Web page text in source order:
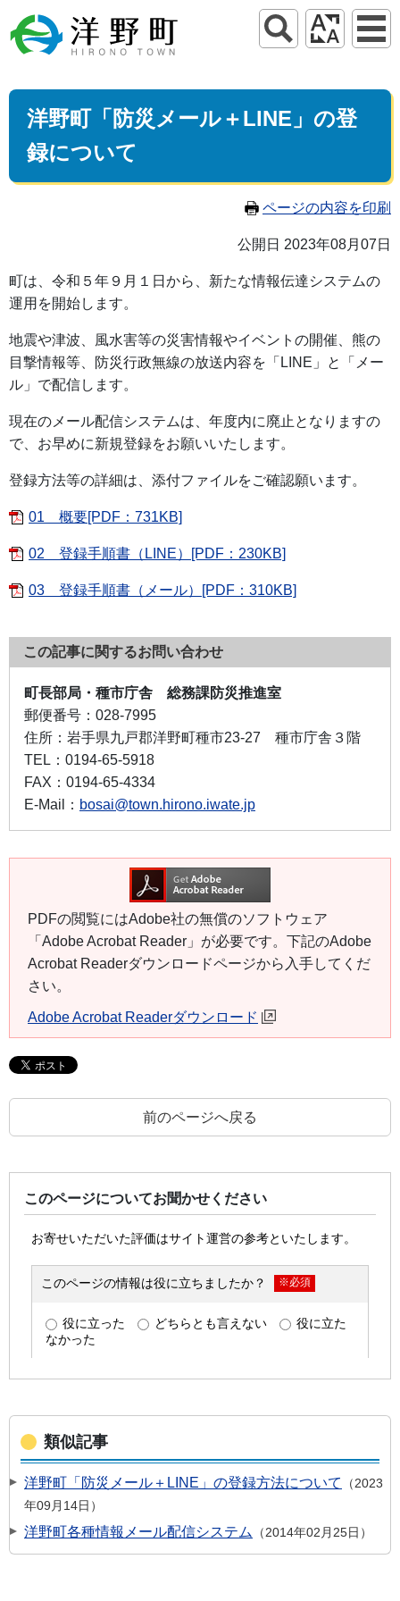
洋野町「防災メール＋LINE」の登
録について
ページの内容を印刷
公開日 2023年08月07日
町は、令和５年９月１日から、新たな情報伝達システムの
運用を開始します。
地震や津波、風水害等の災害情報やイベントの開催、熊の
目撃情報等、防災行政無線の放送内容を「LINE」と「メー
ル」で配信します。
現在のメール配信システムは、年度内に廃止となりますの
で、お早めに新規登録をお願いいたします。
登録方法等の詳細は、添付ファイルをご確認願います。
01 概要[PDF：731KB]
02 登録手順書（LINE）[PDF：230KB]
03 登録手順書（メール）[PDF：310KB]
この記事に関するお問い合わせ
町長部局・種市庁舎 総務課防災推進室
郵便番号： 028-7995
住所： 岩手県九戸郡洋野町種市23-27 種市庁舎３階
TEL： 0194-65-5918
FAX： 0194-65-4334
E-Mail： bosai@town.hirono.iwate.jp
PDFの閲覧にはAdobe社の無償のソフトウェア
「Adobe Acrobat Reader」が必要です。下記のAdobe
Acrobat Readerダウンロードページから入手してくだ
さい。
Adobe Acrobat Readerダウンロード
前のページへ戻る
このページについてお聞かせください
類似記事
洋野町「防災メール＋LINE」の登録方法について
2023
年09月14日
洋野町各種情報メール配信システム 2014年02月25日